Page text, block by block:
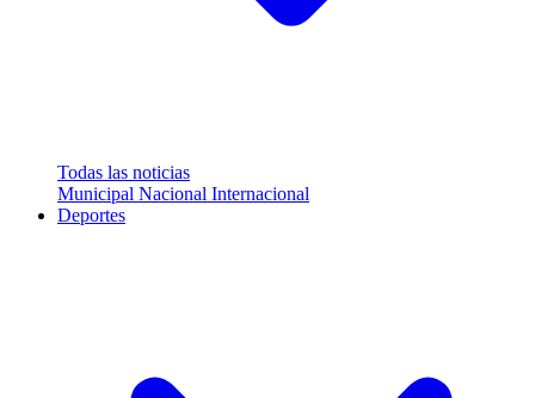
Todas las noticias
Municipal Nacional Internacional
Deportes